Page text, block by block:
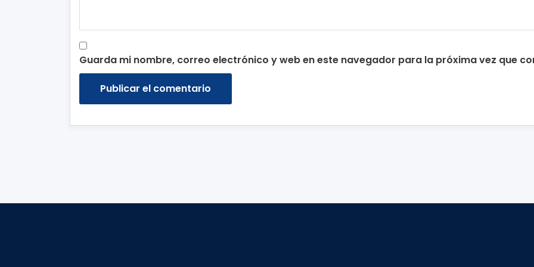
Guarda mi nombre, correo electrónico y web en este navegador para la próxima vez que